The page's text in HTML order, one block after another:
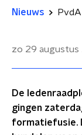
Nieuws
zo 29 augustus
De
gingen
formatiefusie.